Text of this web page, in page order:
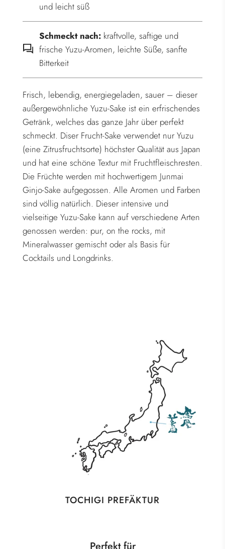
und leicht süß
Schmeckt nach: kraftvolle, saftige und
frische Yuzu-Aromen, leichte Süße, sanfte
Bitterkeit
Frisch, lebendig, energiegeladen, sauer – dieser
außergewöhnliche Yuzu-Sake ist ein erfrischendes
Getränk, welches das ganze Jahr über perfekt
schmeckt. Diser Frucht-Sake verwendet nur Yuzu
(eine Zitrusfruchtsorte) höchster Qualität aus Japan
und hat eine schöne Textur mit Fruchtfleischresten.
Die Früchte werden mit hochwertigem Junmai
Ginjo-Sake aufgegossen. Alle Aromen und Farben
sind völlig natürlich. Dieser intensive und
vielseitige Yuzu-Sake kann auf verschiedene Arten
genossen werden: pur, on the rocks, mit
Mineralwasser gemischt oder als Basis für
Cocktails und Longdrinks.
TOCHIGI PREFÄKTUR